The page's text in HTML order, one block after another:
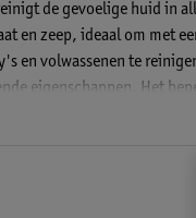
de gevoelige huid in
en zeep, ideaal om met
en volwassenen te
eigenschappen. Het
geparfumeerd. Je haar